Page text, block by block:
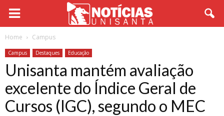
Home Campus
Campus Destaques Educação
Unisanta mantém avaliação
excelente do Índice Geral de
Cursos (IGC), segundo o MEC